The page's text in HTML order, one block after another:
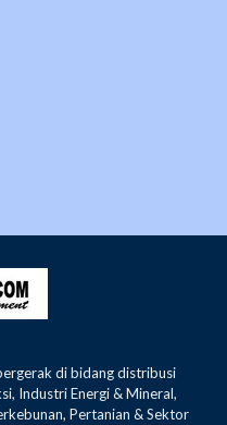
di bidang distribusi
Industri Energi & Mineral,
Pertanian & Sektor